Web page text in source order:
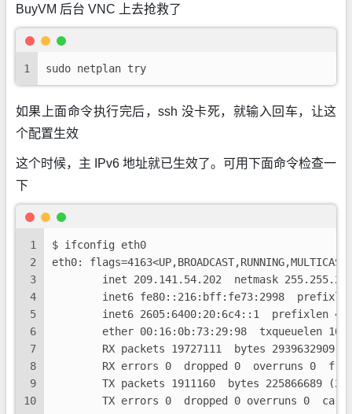
BuyVM 后台 VNC 上去抢救了
1 sudo netplan try
如果上面命令执行完后，ssh 没卡死，就输入回车，让这
个配置生效
这个时候，主 IPv6 地址就已生效了。可用下面命令检查一
下
1
2
3
4
5
6
7
8
9
10
$ ifconfig eth0
eth0:
inet 209.141.54.202  netmask
inet6 fe80::216:bff:fe73:2998
inet6 2605:6400:20:6c4::1
ether 00:16:0b:73:29:98  txqueuelen
RX packets 19727111  bytes 2939632909
RX errors 0  dropped 0  overruns 0
TX packets 1911160  bytes 225866689
TX errors 0  dropped 0 overruns 0